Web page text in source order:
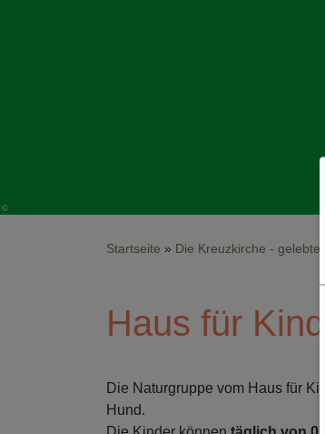
Startseite Die Kreuzkirche -
Haus für
Die Naturgruppe vom Haus für
Hund.